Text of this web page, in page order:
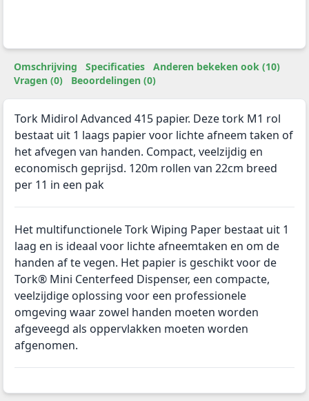
Omschrijving Specificaties
Anderen bekeken ook (10)
Vragen (0)
Beoordelingen (0)
Tork Midirol Advanced 415 papier. Deze tork M1 rol
bestaat uit 1 laags papier voor lichte afneem taken of
het afvegen van handen. Compact, veelzijdig en
economisch geprijsd. 120m rollen van 22cm breed
per 11 in een pak
Het multifunctionele Tork Wiping Paper bestaat uit 1
laag en is ideaal voor lichte afneemtaken en om de
handen af te vegen. Het papier is geschikt voor de
Tork® Mini Centerfeed Dispenser, een compacte,
veelzijdige oplossing voor een professionele
omgeving waar zowel handen moeten worden
afgeveegd als oppervlakken moeten worden
afgenomen.